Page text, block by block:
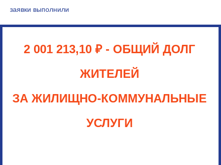
заявки выполнили
2 001 213,10 ₽ - ОБЩИЙ ДОЛГ
ЖИТЕЛЕЙ
ЗА ЖИЛИЩНО-КОММУНАЛЬНЫЕ
УСЛУГИ